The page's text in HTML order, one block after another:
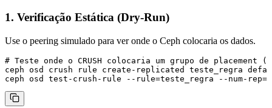
1. Verificação Estática (Dry-Run)
Use o peering simulado para ver onde o Ceph colocaria os dados.
# Teste onde o CRUSH colocaria um grupo de placement
ceph osd crush rule create-replicated teste_regra